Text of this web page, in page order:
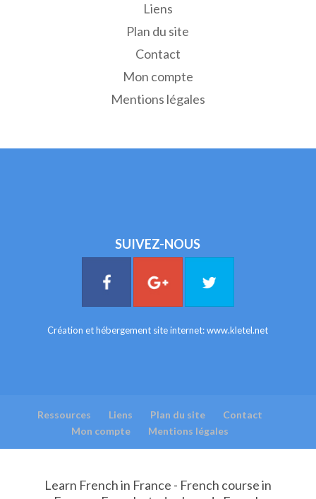
Liens
Plan du site
Contact
Mon compte
Mentions légales
SUIVEZ-NOUS
Création et hébergement site internet:www.kletel.net
Ressources Liens Plan du site
Contact
Mon compte
Mentions légales
Learn French in France - French course in